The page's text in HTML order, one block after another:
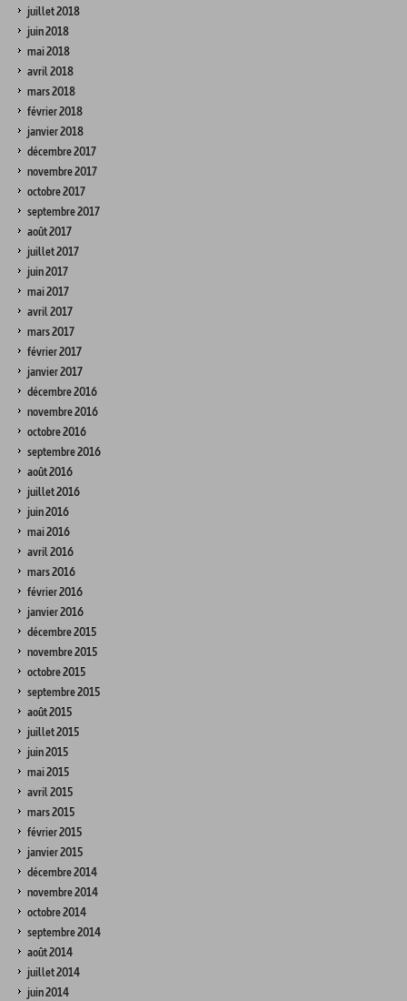
juillet 2018
juin 2018
mai 2018
avril 2018
mars 2018
février 2018
janvier 2018
décembre 2017
novembre 2017
octobre 2017
septembre 2017
août 2017
juillet 2017
juin 2017
mai 2017
avril 2017
mars 2017
février 2017
janvier 2017
décembre 2016
novembre 2016
octobre 2016
septembre 2016
août 2016
juillet 2016
juin 2016
mai 2016
avril 2016
mars 2016
février 2016
janvier 2016
décembre 2015
novembre 2015
octobre 2015
septembre 2015
août 2015
juillet 2015
juin 2015
mai 2015
avril 2015
mars 2015
février 2015
janvier 2015
décembre 2014
novembre 2014
octobre 2014
septembre 2014
août 2014
juillet 2014
juin 2014